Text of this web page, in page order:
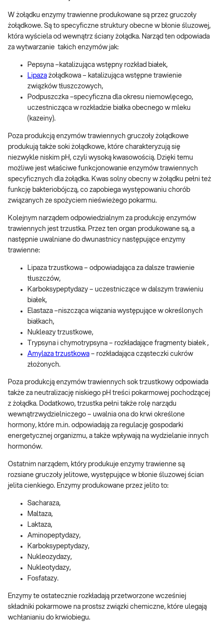
W żołądku enzymy trawienne produkowane są przez gruczoły
żołądkowe. Są to specyficzne struktury obecne w błonie śluzowej,
która wyściela od wewnątrz ściany żołądka. Narząd ten odpowiada
za wytwarzanie takich enzymów jak:
Pepsyna –katalizująca wstępny rozkład białek,
Lipaza żołądkowa – katalizująca wstępne trawienie
związków tłuszczowych,
Podpuszczka –specyficzna dla okresu niemowlęcego,
uczestnicząca w rozkładzie białka obecnego w mleku
(kazeiny).
Poza produkcją enzymów trawiennych gruczoły żołądkowe
produkują także soki żołądkowe, które charakteryzują się
niezwykle niskim pH, czyli wysoką kwasowością. Dzięki temu
możliwe jest właściwe funkcjonowanie enzymów trawiennych
specyficznych dla żołądka. Kwas solny obecny w żołądku pełni też
funkcję bakteriobójczą, co zapobiega występowaniu chorób
związanych ze spożyciem nieświeżego pokarmu.
Kolejnym narządem odpowiedzialnym za produkcję enzymów
trawiennych jest trzustka. Przez ten organ produkowane są, a
następnie uwalniane do dwunastnicy następujące enzymy
trawienne:
Lipaza trzustkowa – odpowiadająca za dalsze trawienie
tłuszczów,
Karboksypeptydazy – uczestniczące w dalszym trawieniu
białek,
Elastaza –niszcząca wiązania występujące w określonych
białkach,
Nukleazy trzustkowe,
Trypsyna i chymotrypsyna – rozkładające fragmenty białek ,
Amylaza trzustkowa – rozkładająca cząsteczki cukrów
złożonych.
Poza produkcją enzymów trawiennych sok trzustkowy odpowiada
także za neutralizację niskiego pH treści pokarmowej pochodzącej
z żołądka. Dodatkowo, trzustka pełni także rolę narządu
wewnątrzwydzielniczego – uwalnia ona do krwi określone
hormony, które m.in. odpowiadają za regulację gospodarki
energetycznej organizmu, a także wpływają na wydzielanie innych
hormonów.
Ostatnim narządem, który produkuje enzymy trawienne są
rozsiane gruczoły jelitowe, występujące w błonie śluzowej ścian
jelita cienkiego. Enzymy produkowane przez jelito to:
Sacharaza,
Maltaza,
Laktaza,
Aminopeptydazy,
Karboksypeptydazy,
Nukleozydazy,
Nukleotydazy,
Fosfatazy.
Enzymy te ostatecznie rozkładają przetworzone wcześniej
składniki pokarmowe na prostsz związki chemiczne, które ulegają
wchłanianiu do krwiobiegu.